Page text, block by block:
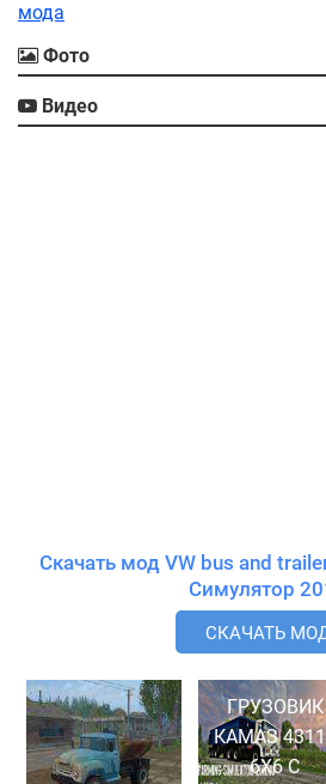
мода
Фото
Видео
Скачать мод VW bus and
СКАЧАТЬ
ГРУЗОВИК
КАМАЗ
6X6 С